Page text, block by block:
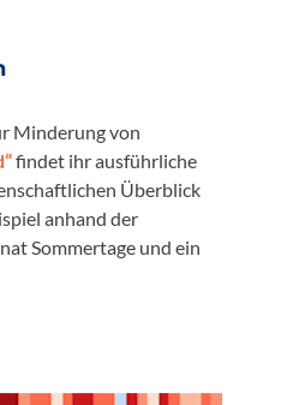
Minderung von
findet ihr ausführliche
Überblick
anhand der
Sommertage und ein